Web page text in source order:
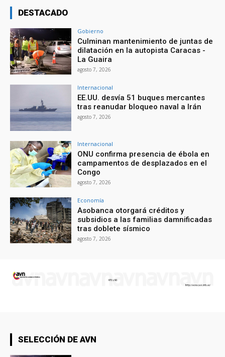
DESTACADO
Gobierno
Culminan mantenimiento de juntas de
dilatación en la autopista Caracas -
La Guaira
agosto 7, 2026
Internacional
EE.UU. desvía 51 buques mercantes
tras reanudar bloqueo naval a Irán
agosto 7, 2026
Internacional
ONU confirma presencia de ébola en
campamentos de desplazados en el
Congo
agosto 7, 2026
Economía
Asobanca otorgará créditos y
subsidios a las familias damnificadas
tras doblete sísmico
agosto 7, 2026
SELECCIÓN DE AVN